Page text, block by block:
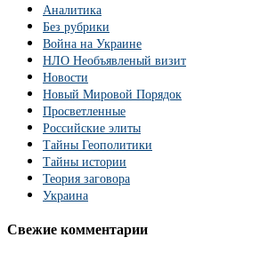
Аналитика
Без рубрики
Война на Украине
НЛО Необъявленый визит
Новости
Новый Мировой Порядок
Просветленные
Российские элиты
Тайны Геополитики
Тайны истории
Теория заговора
Украина
Свежие комментарии